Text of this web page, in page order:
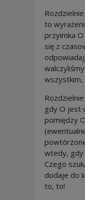
to
przyimka O
się z
wszystkim,
gdy O jest
pomiędzy
wtedy, gdy
Czego
dodaje do
to, to!